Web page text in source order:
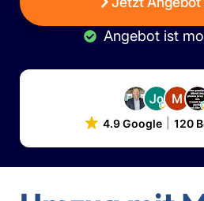
Angebot ist
4.9 Google 120